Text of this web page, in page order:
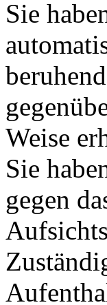
Sie
Weise
Sie
gegen